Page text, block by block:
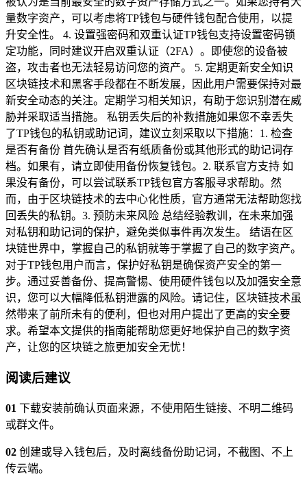
量数字资产，可以考虑将TP钱包与硬件钱包配合使用，以提
升安全性。 4. 设置强密码和双重认证TP钱包支持设置密码锁
定功能，同时建议开启双重认证（2FA）。即使您的设备被
盗，攻击者也无法轻易访问您的资产。 5. 定期更新安全知识
区块链技术和黑客手段都在不断发展，因此用户需要保持对最
新安全动态的关注。定期学习相关知识，有助于您识别潜在威
胁并采取适当措施。 私钥丢失后的补救措施如果您不幸丢失
了TP钱包的私钥或助记词，建议立刻采取以下措施：1. 检查
是否有备份 首先确认是否有纸质备份或其他形式的助记词存
档。如果有，请立即使用备份恢复钱包。2. 联系官方支持 如
果没有备份，可以尝试联系TP钱包官方客服寻求帮助。然
而，由于区块链技术的去中心化性质，官方通常无法帮助您找
回丢失的私钥。3. 预防未来风险 总结经验教训，在未来加强
对私钥和助记词的保护，避免类似事件再次发生。 结语在区
块链世界中，掌握自己的私钥就等于掌握了自己的数字资产。
对于TP钱包用户而言，保护好私钥是确保资产安全的第一
步。通过妥善备份、提高警惕、使用硬件钱包以及加强安全意
识，您可以大幅降低私钥泄露的风险。请记住，区块链技术虽
然带来了前所未有的便利，但也对用户提出了更高的安全要
求。希望本文提供的指南能帮助您更好地保护自己的数字资
产，让您的区块链之旅更加安全无忧！
阅读后建议
01 下载安装前确认页面来源，不使用陌生链接、不明二维码
或群文件。
02 创建或导入钱包后，及时离线备份助记词，不截图、不上
传云端。